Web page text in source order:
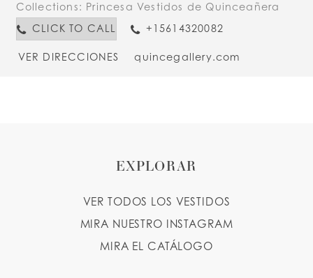
Collections: Princesa Vestidos de Quinceañera
CLICK TO CALL
+15614320082
VER DIRECCIONES quincegallery.com
EXPLORAR
VER TODOS LOS VESTIDOS
MIRA NUESTRO INSTAGRAM
MIRA EL CATÁLOGO